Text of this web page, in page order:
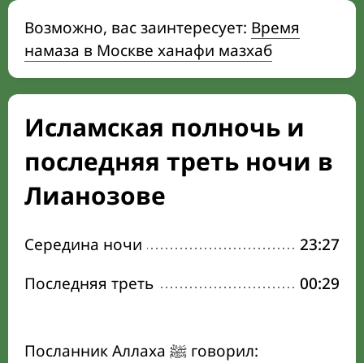
Возможно, вас заинтересует: Время
намаза в Москве ханафи мазхаб
Исламская полночь и
последняя треть ночи в
Лианозове
Середина ночи
23:27
Последняя треть
00:29
Посланник Аллаха ﷺ говорил: